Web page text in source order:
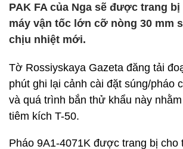
PAK FA của Nga sẽ được trang
máy vận tốc lớn cỡ nòng 30 mm
chịu nhiệt mới.
Tờ Rossiyskaya Gazeta đăng tải
phút ghi lại cảnh cài đặt súng/pháo
và quá trình bắn thử khẩu này
tiêm kích T-50.
Pháo 9A1-4071K được trang bị cho